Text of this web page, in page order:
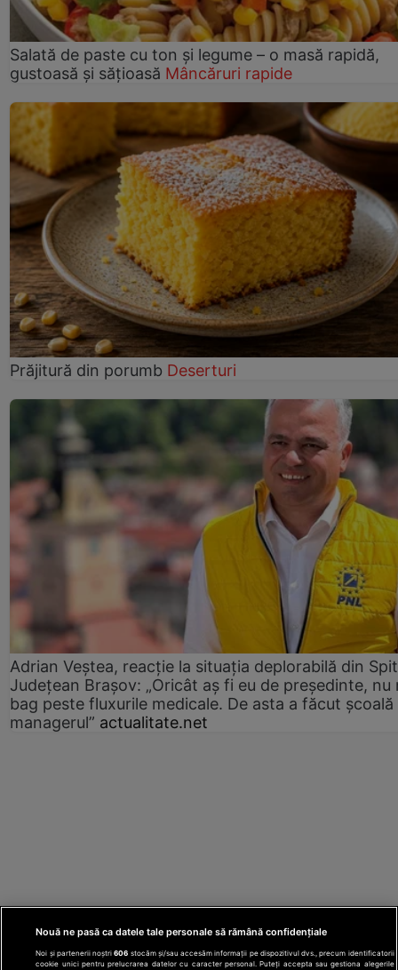
Salată de paste cu ton și legume – o masă rapidă,
gustoasă și sățioasă Mâncăruri rapide
Prăjitură din porumb Deserturi
Adrian Veștea, reacție la situația deplorabilă din
Județean Brașov: „Oricât aș fi eu de președinte, nu
bag peste fluxurile medicale. De asta a făcut școală
managerul” actualitate.net
Nouă ne pasă ca datele tale personale să rămână confidențiale
Noi și partenerii noștri606 stocăm și/sau accesăm informații pe dispozitivul dvs., precum identificatorii
cookie unici pentru prelucrarea datelor cu caracter personal. Puteți accepta sau gestiona alegerile